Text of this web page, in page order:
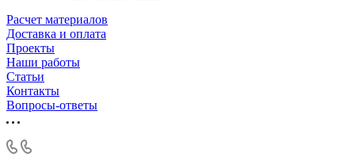
Расчет материалов
Доставка и оплата
Проекты
Наши работы
Статьи
Контакты
Вопросы-ответы